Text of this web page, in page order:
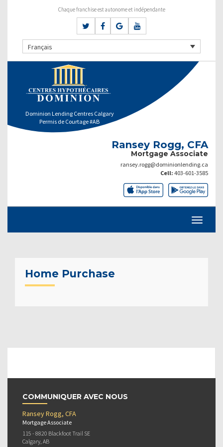
Chaque franchise est autonome et indépendante
Français
Dominion Lending Centres Calgary
Permis de Courtage #AB
Ransey Rogg, CFA
Mortgage Associate
ransey.rogg@dominionlending.ca
Cell: 403-601-3585
Home Purchase
COMMUNIQUER AVEC NOUS
Ransey Rogg, CFA
Mortgage Associate
115 - 8820 Blackfoot Trail SE
Calgary, AB